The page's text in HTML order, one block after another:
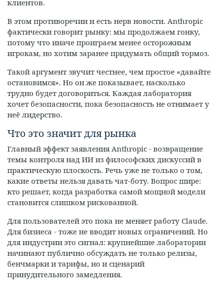
клиентов.
В этом противоречии и есть нерв новости. Anthropic
фактически говорит рынку: мы продолжаем гонку,
потому что иначе проиграем менее осторожным
игрокам, но хотим заранее придумать общий тормоз.
Такой аргумент звучит честнее, чем простое «давайте
остановимся». Но он же показывает, насколько
трудно будет договориться. Каждая лаборатория
хочет безопасности, пока безопасность не отнимает у
неё лидерство.
Что это значит для рынка
Главный эффект заявления Anthropic - возвращение
темы контроля над ИИ из философских дискуссий в
практическую плоскость. Речь уже не только о том,
какие ответы нельзя давать чат-боту. Вопрос шире:
кто решает, когда разработка самой мощной модели
становится слишком рискованной.
Для пользователей это пока не меняет работу Claude.
Для бизнеса - тоже не вводит новых ограничений. Но
для индустрии это сигнал: крупнейшие лаборатории
начинают публично обсуждать не только релизы,
бенчмарки и тарифы, но и сценарий
принудительного замедления.